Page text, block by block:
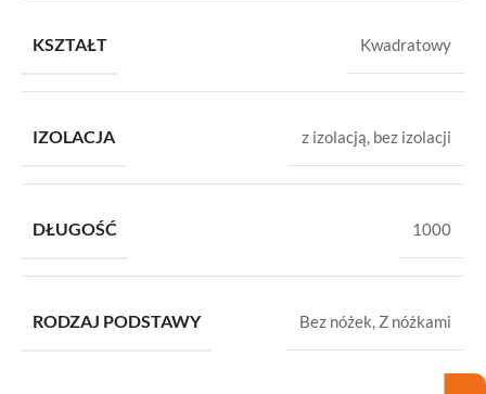
KSZTAŁT Kwadratowy
IZOLACJA z izolacją bez izolacji
DŁUGOŚĆ 1000
RODZAJ PODSTAWY Bez nóżek Z nóżkami